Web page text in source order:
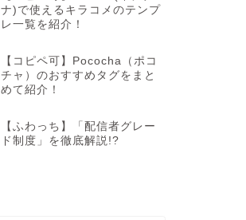
ナ)で使えるキラコメのテンプ
レ一覧を紹介！
【コピペ可】Pococha（ポコ
チャ）のおすすめタグをまと
めて紹介！
【ふわっち】「配信者グレー
ド制度」を徹底解説!?